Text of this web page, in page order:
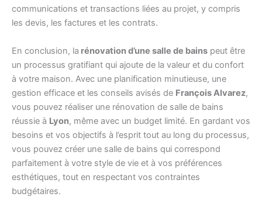
communications et transactions liées au projet, y compris
les devis, les factures et les contrats.
En conclusion, la rénovation d’une salle de bains peut être
un processus gratifiant qui ajoute de la valeur et du confort
à votre maison. Avec une planification minutieuse, une
gestion efficace et les conseils avisés de François Alvarez,
vous pouvez réaliser une rénovation de salle de bains
réussie à Lyon, même avec un budget limité. En gardant vos
besoins et vos objectifs à l’esprit tout au long du processus,
vous pouvez créer une salle de bains qui correspond
parfaitement à votre style de vie et à vos préférences
esthétiques, tout en respectant vos contraintes
budgétaires.